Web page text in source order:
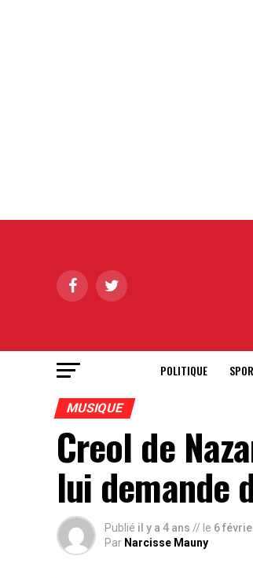
POLITIQUE
MUSIQUE
Creol de
lui demande
Publié il y a 4 ans // le 6
Par Narcisse Mauny